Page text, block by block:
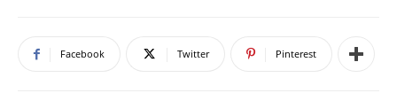
Facebook Twitter Pinterest